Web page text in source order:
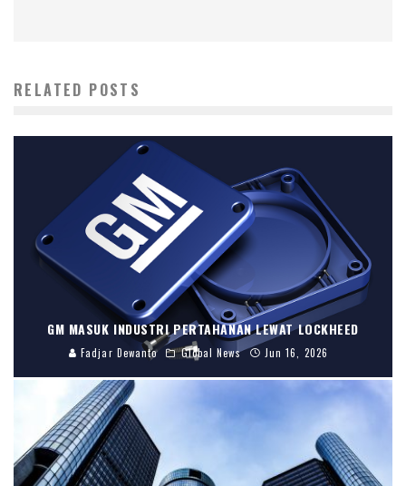
RELATED POSTS
GM MASUK INDUSTRI PERTAHANAN LEWAT LOCKHEED
Fadjar Dewanto Global News Jun 16, 2026